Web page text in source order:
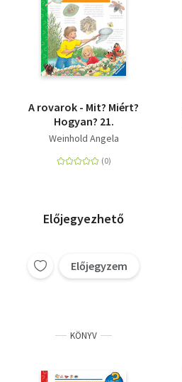
A rovarok - Mit? Miért?
Hogyan? 21.
Weinhold Angela
Előjegyezhető
Előjegyzem
KÖNYV